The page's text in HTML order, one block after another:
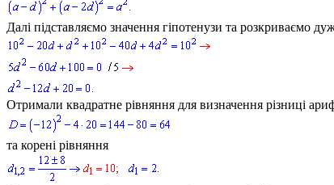
Далі підставляємо значення гіпотенузи та розкриваємо
Отримали квадратне рівняння для визначення різниці
та корені рівняння